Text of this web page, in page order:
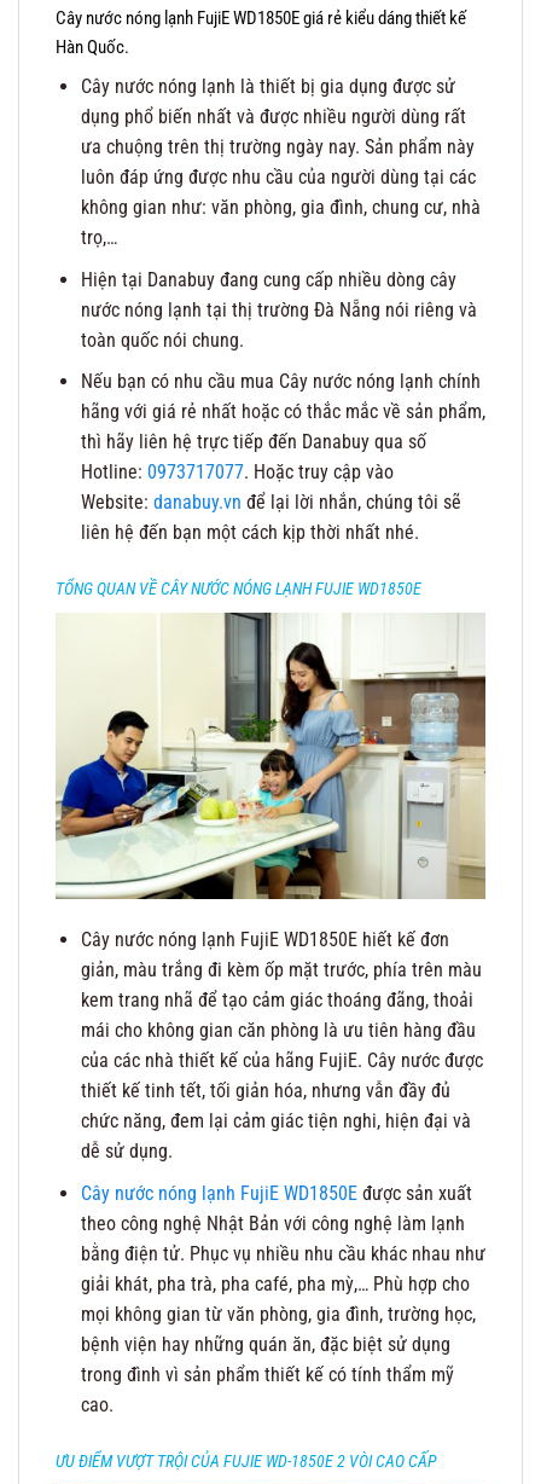
Cây nước nóng lạnh FujiE WD1850E giá rẻ kiểu dáng thiết kế
Hàn Quốc.
Cây nước nóng lạnh là thiết bị gia dụng được sử
dụng phổ biến nhất và được nhiều người dùng rất
ưa chuộng trên thị trường ngày nay. Sản phẩm này
luôn đáp ứng được nhu cầu của người dùng tại các
không gian như: văn phòng, gia đình, chung cư, nhà
trọ,…
Hiện tại Danabuy đang cung cấp nhiều dòng cây
nước nóng lạnh tại thị trường Đà Nẵng nói riêng và
toàn quốc nói chung.
Nếu bạn có nhu cầu mua Cây nước nóng lạnh chính
hãng với giá rẻ nhất hoặc có thắc mắc về sản phẩm,
thì hãy liên hệ trực tiếp đến Danabuy qua số
Hotline: 0973717077. Hoặc truy cập vào
Website: danabuy.vn để lại lời nhắn, chúng tôi sẽ
liên hệ đến bạn một cách kịp thời nhất nhé.
TỔNG QUAN VỀ CÂY NƯỚC NÓNG LẠNH FUJIE WD1850E
Cây nước nóng lạnh FujiE WD1850E hiết kế đơn
giản, màu trắng đi kèm ốp mặt trước, phía trên màu
kem trang nhã để tạo cảm giác thoáng đãng, thoải
mái cho không gian căn phòng là ưu tiên hàng đầu
của các nhà thiết kế của hãng FujiE. Cây nước được
thiết kế tinh tết, tối giản hóa, nhưng vẫn đầy đủ
chức năng, đem lại cảm giác tiện nghi, hiện đại và
dễ sử dụng.
Cây nước nóng lạnh FujiE WD1850Eđược sản xuất
theo công nghệ Nhật Bản với công nghệ làm lạnh
bằng điện tử. Phục vụ nhiều nhu cầu khác nhau như
giải khát, pha trà, pha café, pha mỳ,… Phù hợp cho
mọi không gian từ văn phòng, gia đình, trường học,
bệnh viện hay những quán ăn, đặc biệt sử dụng
trong đình vì sản phẩm thiết kế có tính thẩm mỹ
cao.
ƯU ĐIỂM VƯỢT TRỘI CỦA FUJIE WD-1850E 2 VÒI CAO CẤP